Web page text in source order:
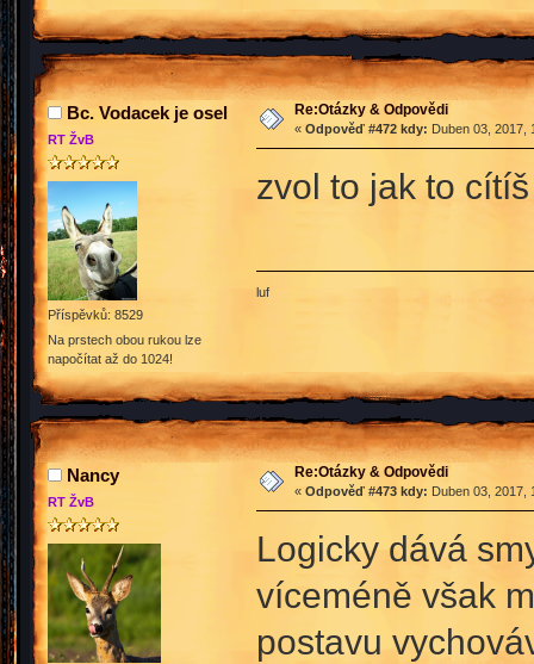
Bc. Vodacek je osel
RT ŽvB
Příspěvků: 8529
Na prstech obou rukou lze
napočítat až do 1024!
Re:Otázky & Odpovědi
« Odpověď #472 kdy: Duben 03, 2017,
zvol to jak to cítíš
luf
Nancy
RT ŽvB
Re:Otázky & Odpovědi
« Odpověď #473 kdy: Duben 03, 2017,
Logicky dává
víceméně však
postavu